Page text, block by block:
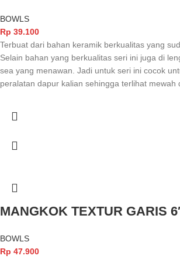
BOWLS
Rp 39.100
Terbuat dari bahan keramik berkualitas yang
Selain bahan yang berkualitas seri ini juga di
sea yang menawan. Jadi untuk seri ini cocok
peralatan dapur kalian sehingga terlihat mewah
MANGKOK TEXTUR GARIS 6′
BOWLS
Rp 47.900